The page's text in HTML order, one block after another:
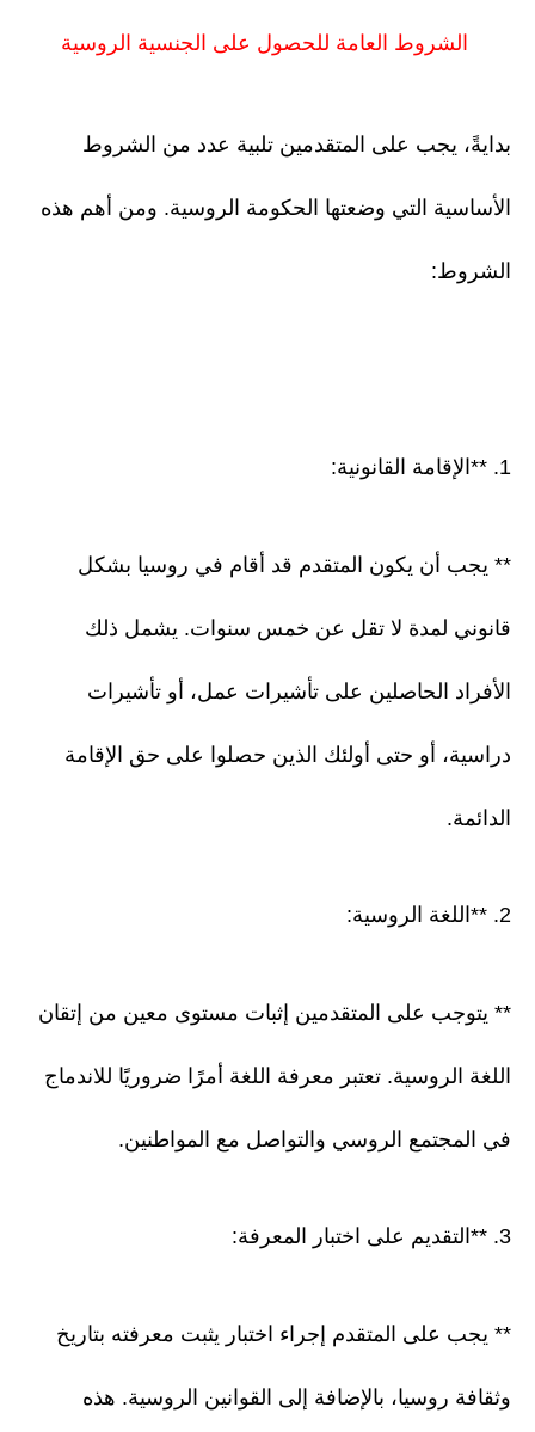
الشروط العامة للحصول على الجنسية الروسية
بدايةً، يجب على المتقدمين تلبية عدد من الشروط
الأساسية التي وضعتها الحكومة الروسية. ومن أهم هذه
الشروط:
1. **الإقامة القانونية:
** يجب أن يكون المتقدم قد أقام في روسيا بشكل
قانوني لمدة لا تقل عن خمس سنوات. يشمل ذلك
الأفراد الحاصلين على تأشيرات عمل، أو تأشيرات
دراسية، أو حتى أولئك الذين حصلوا على حق الإقامة
الدائمة.
2. **اللغة الروسية:
** يتوجب على المتقدمين إثبات مستوى معين من إتقان
اللغة الروسية. تعتبر معرفة اللغة أمرًا ضروريًا للاندماج
في المجتمع الروسي والتواصل مع المواطنين.
3. **التقديم على اختبار المعرفة:
** يجب على المتقدم إجراء اختبار يثبت معرفته بتاريخ
وثقافة روسيا، بالإضافة إلى القوانين الروسية. هذه